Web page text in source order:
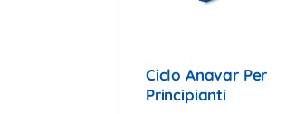
Ciclo Anavar Per
Principianti